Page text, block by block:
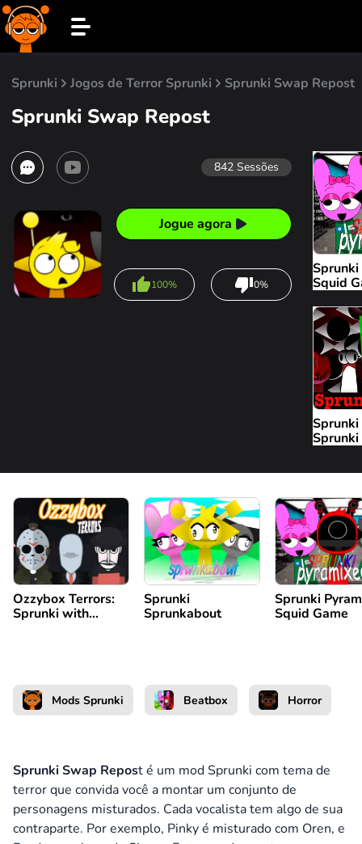
Sprunki Jogos de Terror Sprunki Sprunki Swap Repost
Sprunki Swap Repost
842 Sessões
Jogue agora
100% 0%
Squid
Sprunki
Ozzybox Terrors:
Sprunki with
Sprunki
Sprunkabout
Sprunki
Squid Game
Mods Sprunki Beatbox Horror
Sprunki Swap Repost é um mod Sprunki com tema de
terror que convida você a montar um conjunto de
personagens misturados. Cada vocalista tem algo de sua
contraparte. Por exemplo, Pinky é misturado com Oren, e